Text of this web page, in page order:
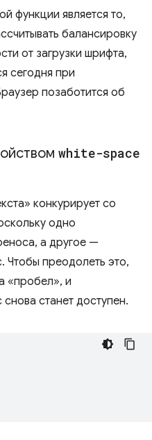
функции является то,
балансировку
от загрузки шрифта,
сегодня при
позаботится об
white-space
конкурирует со
одно
а другое —
Чтобы преодолеть это,
«пробел», и
станет доступен.